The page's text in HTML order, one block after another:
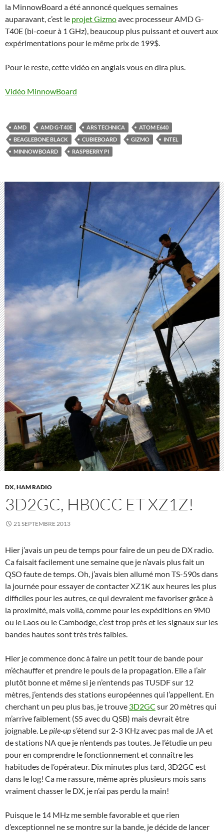
la MinnowBoard a été annoncé quelques semaines
auparavant, c’est le projet Gizmoavec processeur AMD G-
T40E (bi-coeur à 1 GHz), beaucoup plus puissant et ouvert aux
expérimentations pour le même prix de 199$.
Pour le reste, cette vidéo en anglais vous en dira plus.
Vidéo MinnowBoard
AMD AMD G-T40E ARS TECHNICA
ATOM E640
BEAGLEBONE BLACK
CUBIEBOARD GIZMO
INTEL
MINNOWBOARD
RASPBERRY PI
DX,HAM RADIO
3D2GC, HB0CC ET XZ1Z!
21 SEPTEMBRE 2013
Hier j’avais un peu de temps pour faire de un peu de DX radio.
Ca faisait facilement une semaine que je n’avais plus fait un
QSO faute de temps. Oh, j’avais bien allumé mon TS-590s dans
la journée pour essayer de contacter XZ1K aux heures les plus
difficiles pour les autres, ce qui devraient me favoriser grâce à
la proximité, mais voilà, comme pour les expéditions en 9M0
ou le Laos ou le Cambodge, c’est trop près et les signaux sur les
bandes hautes sont très très faibles.
Hier je commence donc à faire un petit tour de bande pour
m’échauffer et prendre le pouls de la propagation. Elle a l’air
plutôt bonne et même si je n’entends pas TU5DF sur 12
mètres, j’entends des stations européennes qui l’appellent. En
cherchant un peu plus bas, je trouve 3D2GC sur 20 mètres qui
m’arrive faiblement (S5 avec du QSB) mais devrait être
joignable. Lepile-ups’étend sur 2-3 KHz avec pas mal de JA et
de stations NA que je n’entends pas toutes. Je l’étudie un peu
pour en comprendre le fonctionnement et connaître les
habitudes de l’opérateur. Dix minutes plus tard, 3D2GC est
dans le log! Ca me rassure, même après plusieurs mois sans
vraiment chasser le DX, je n’ai pas perdu la main!
Puisque le 14 MHz me semble favorable et que rien
d’exceptionnel ne se montre sur la bande, je décide de lancer